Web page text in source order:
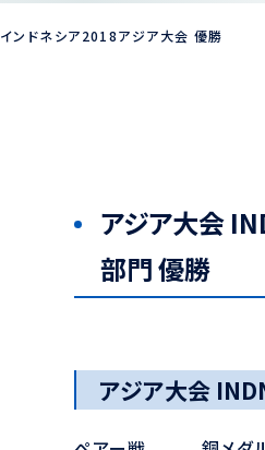
インドネシア2018アジア大会 優勝
アジア大会
部門 優勝
アジア大会